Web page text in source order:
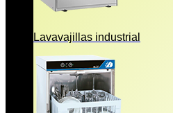
Lavavajillas industrial